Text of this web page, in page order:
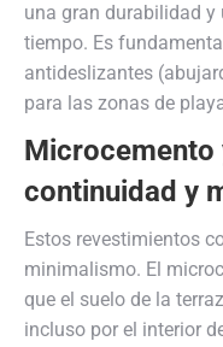
una gran durabilidad y
tiempo. Es
antideslizantes
para las zonas de
Microcemento
continuidad y
Estos revestimientos
minimalismo. El
que el suelo de la
incluso por el interior